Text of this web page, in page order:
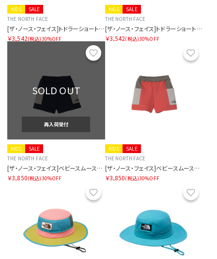
SALE
KIDS
THE NORTH FACE
[ザ・ノース・フェイス]トドラーショートスリーブフィールドグラフィックティー
￥3,542(税込)30%OFF
SALE
KIDS
THE NORTH FACE
[ザ・ノース・フェイス]トドラーショートスリーブフィールドグラフィックティー
￥3,542(税込)30%OFF
お気に入り
SOLD OUT
再入荷受付
SALE
KIDS
THE NORTH FACE
[ザ・ノース・フェイス]ベビースムースグローショート
￥3,850(税込)30%OFF
SALE
KIDS
THE NORTH FACE
[ザ・ノース・フェイス]ベビースムースグローショート
￥3,850(税込)30%OFF
お気に入り